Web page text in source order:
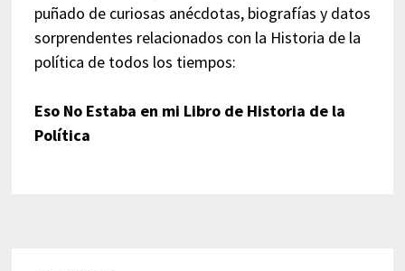
puñado de curiosas anécdotas, biografías y datos
sorprendentes relacionados con la Historia de la
política de todos los tiempos:
Eso No Estaba en mi Libro de Historia de la
Política